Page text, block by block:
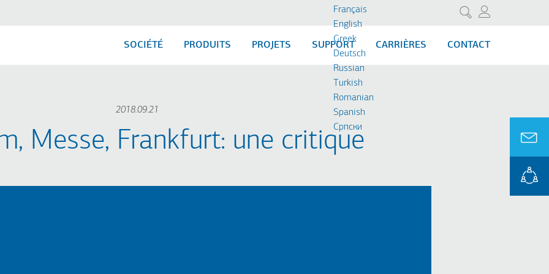
Rechercher
Français
English
Greek
Deutsch
Russian
Turkish
Romanian
Spanish
Cрпски
SOCIÉTÉ PRODUITS PROJETS SUPPORT CARRIÈRES CONTACT
2018.09.21
Messe, Frankfurt: une critique